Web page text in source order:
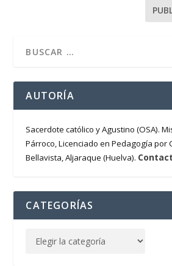
AUTORÍA
Sacerdote católico y Agustino (OSA).
Párroco, Licenciado en Pedagogía por
Bellavista, Aljaraque (Huelva).
CATEGORÍAS